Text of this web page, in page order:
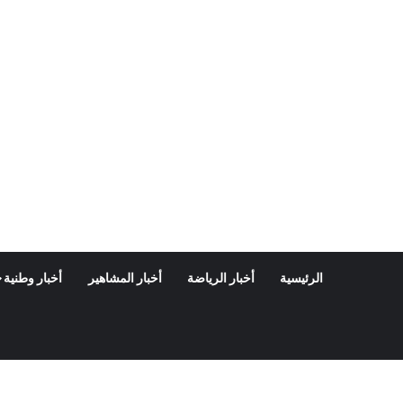
الرئيسية أخبار الرياضة أخبار المشاهير أخبار وطنية